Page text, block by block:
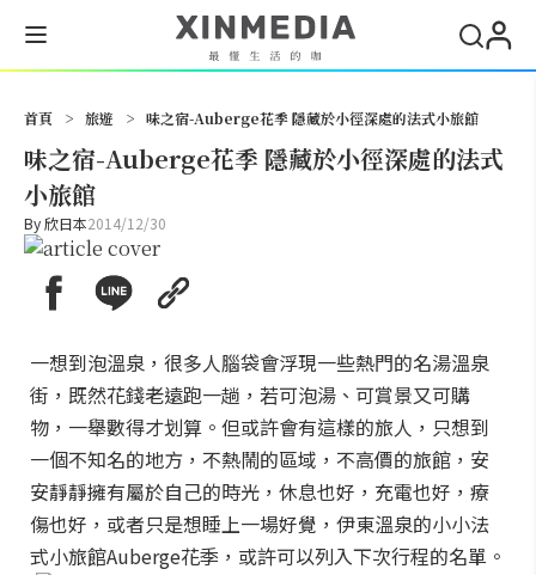
首頁 > 旅遊 > 味之宿-Auberge花季 隱藏於小徑深處的法式小旅館
味之宿-Auberge花季 隱藏於小徑深處的法式
小旅館
By欣日本2014/12/30
一想到泡溫泉，很多人腦袋會浮現一些熱門的名湯溫泉
街，既然花錢老遠跑一趟，若可泡湯、可賞景又可購
物，一舉數得才划算。但或許會有這樣的旅人，只想到
一個不知名的地方，不熱鬧的區域，不高價的旅館，安
安靜靜擁有屬於自己的時光，休息也好，充電也好，療
傷也好，或者只是想睡上一場好覺，伊東溫泉的小小法
式小旅館Auberge花季，或許可以列入下次行程的名單。